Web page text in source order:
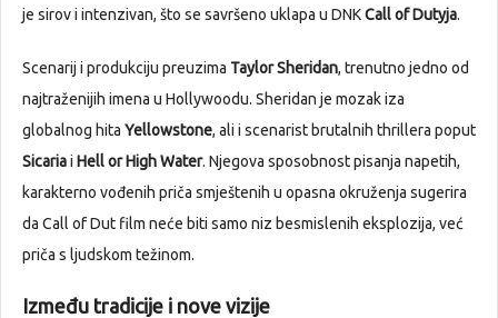
je sirov i intenzivan, što se savršeno uklapa u DNKCall of Dutyja.
Scenarij i produkciju preuzima Taylor Sheridan, trenutno jedno od
najtraženijih imena u Hollywoodu. Sheridan je mozak iza
globalnog hita Yellowstone, ali i scenarist brutalnih thrillera poput
Sicariai Hell or High Water. Njegova sposobnost pisanja napetih,
karakterno vođenih priča smještenih u opasna okruženja sugerira
da Call of Dut film neće biti samo niz besmislenih eksplozija, već
priča s ljudskom težinom.
Između tradicije i nove vizije